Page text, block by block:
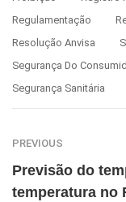
Regulamentação
Resolução Anvisa
Segurança Do
Segurança Sanitária
PREVIOUS
Previsão do
temperatura no